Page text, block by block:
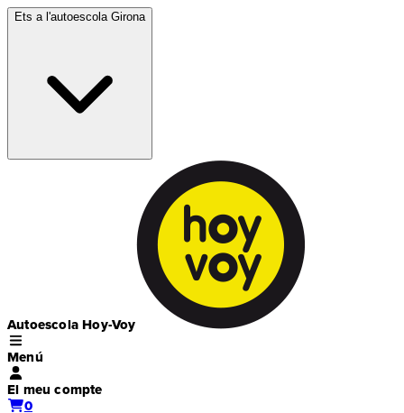
Ets a l'autoescola Girona
Autoescola Hoy-Voy
Menú
El meu compte
0